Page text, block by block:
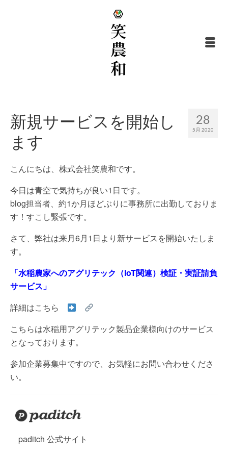
28
5月 2020
新規サービスを開始し
ます
こんにちは、株式会社笑農和です。
今日は青空で気持ちが良い1日です。
blog担当者、約1か月ほどぶりに事務所に出勤しておりま
す！すこし緊張です。
さて、弊社は来月6月1日より新サービスを開始いたしま
す。
「水稲農家へのアグリテック（IoT関連）検証・実証請負
サービス」
詳細はこちら
こちらは水稲用アグリテック製品企業様向けのサービス
となっております。
参加企業募集中ですので、お気軽にお問い合わせくださ
い。
paditch 公式サイト